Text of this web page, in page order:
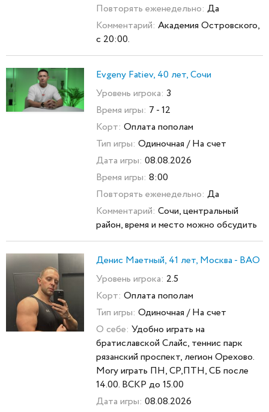
Повторять еженедельно: Да
Комментарий: Академия Островского,
с 20:00.
Evgeny Fatiev, 40 лет, Сочи
Уровень игрока: 3
Время игры: 7 - 12
Корт: Оплата пополам
Тип игры: Одиночная / На счет
Дата игры: 08.08.2026
Время игры: 8:00
Повторять еженедельно: Да
Комментарий: Сочи, центральный
район, время и место можно обсудить
Денис Маетный, 41 лет, Москва - ВАО
Уровень игрока: 2.5
Корт: Оплата пополам
Тип игры: Одиночная / На счет
О себе: Удобно играть на
братиславской Слайс, теннис парк
рязанский проспект, легион Орехово.
Могу играть ПН, СР,ПТН, СБ после
14.00. ВСКР до 15.00
Дата игры: 08.08.2026